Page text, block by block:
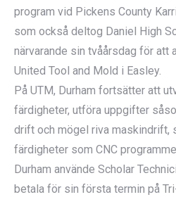
program vid Pickens County
som också deltog Daniel High
närvarande sin tvåårsdag för att
United Tool and Mold i Easley.
På UTM, Durham fortsätter att
färdigheter, utföra uppgifter
drift och mögel riva maskindrift,
färdigheter som CNC
Durham använde Scholar
betala för sin första termin på